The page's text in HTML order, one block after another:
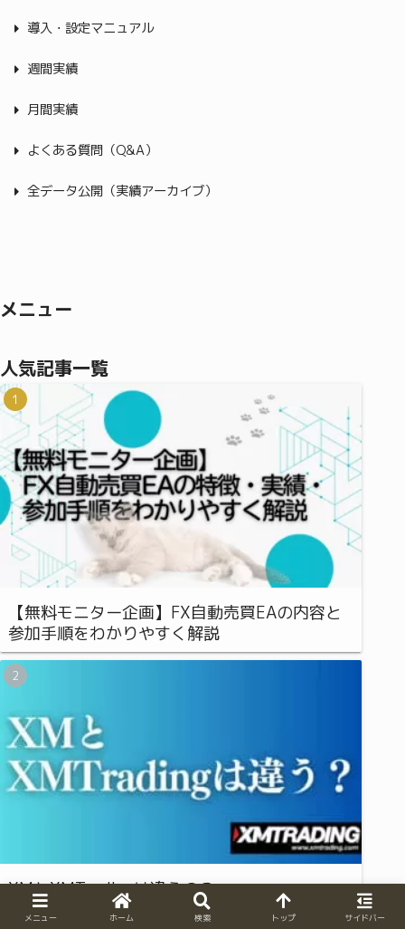
導入・設定マニュアル
週間実績
月間実績
よくある質問（Q&A）
全データ公開（実績アーカイブ）
メニュー
人気記事一覧
【無料モニター企画】FX自動売買EAの内容と
参加手順をわかりやすく解説
XMとXMTradingは違うの？
メニュー ホーム 検索 トップ サイドバー